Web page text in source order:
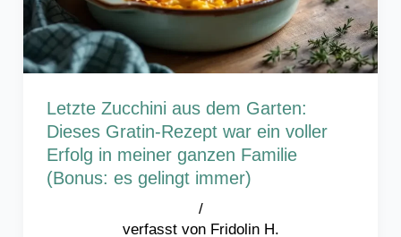
Letzte Zucchini aus dem Garten:
Dieses Gratin-Rezept war ein voller
Erfolg in meiner ganzen Familie
(Bonus: es gelingt immer)
Fridolin H.
/